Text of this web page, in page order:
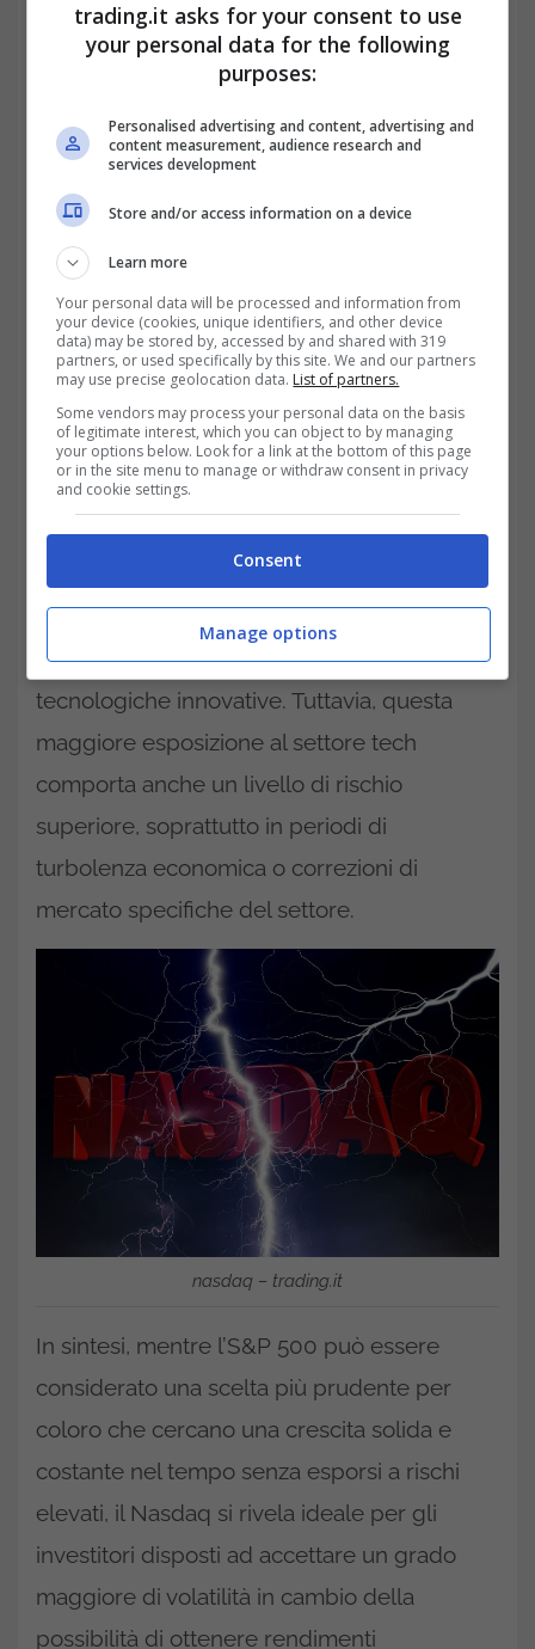
D’altra parte, il Nasdaq è noto per la sua
forte concentrazione nel settore tecnologico
e delle biotecnologie, con giganti come
Apple, Amazon e Google tra i suoi pesi
massimi. Questa caratteristica lo rende
particolarmente attraente per gli investitori
con un profilo più aggressivo, interessati a
sfruttare le potenzialità di crescita
esponenziale offerte dalle aziende
tecnologiche innovative. Tuttavia, questa
maggiore esposizione al settore tech
comporta anche un livello di rischio
superiore, soprattutto in periodi di
turbolenza economica o correzioni di
mercato specifiche del settore.
nasdaq – trading.it
In sintesi, mentre l’S&P 500 può essere
considerato una scelta più prudente per
coloro che cercano una crescita solida e
costante nel tempo senza esporsi a rischi
elevati, il Nasdaq si rivela ideale per gli
investitori disposti ad accettare un grado
maggiore di volatilità in cambio della
possibilità di ottenere rendimenti
trading.it asks for your consent to use
your personal data for the following
purposes:
Personalised advertising and content, advertising and
content measurement, audience research and
services development
Store and/or access information on a device
Learn more
Your personal data will be processed and information from
your device (cookies, unique identifiers, and other device
data) may be stored by, accessed by and shared with 319
partners, or used specifically by this site. We and our partners
may use precise geolocation data. List of partners.
Some vendors may process your personal data on the basis
of legitimate interest, which you can object to by managing
your options below. Look for a link at the bottom of this page
or in the site menu to manage or withdraw consent in privacy
and cookie settings.
Consent
Manage options